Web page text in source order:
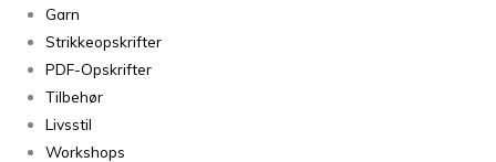
Garn
Strikkeopskrifter
PDF-Opskrifter
Tilbehør
Livsstil
Workshops